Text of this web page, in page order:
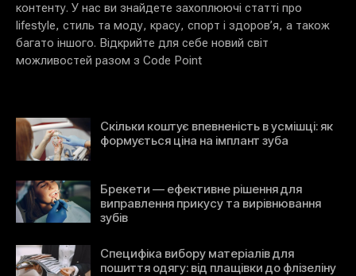
контенту. У нас ви знайдете захоплюючі статті про
lifestyle, стиль та моду, красу, спорт і здоров’я, а також
багато іншого. Відкрийте для себе новий світ
можливостей разом з Code Point
Скільки коштує впевненість в усмішці: як
формується ціна на імплант зуба
Брекети — ефективне рішення для
виправлення прикусу та вирівнювання
зубів
Специфіка вибору матеріалів для
пошиття одягу: від плащівки до флізеліну